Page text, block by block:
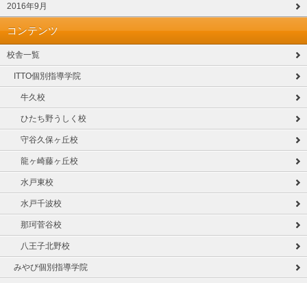
2016年9月
コンテンツ
校舎一覧
ITTO個別指導学院
牛久校
ひたち野うしく校
守谷久保ヶ丘校
龍ヶ崎藤ヶ丘校
水戸東校
水戸千波校
那珂菅谷校
八王子北野校
みやび個別指導学院